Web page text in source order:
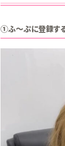
①ふ～ぷに登録す